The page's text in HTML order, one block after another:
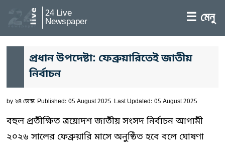
24 Live
Newspaper ☰ মেনু
প্রধান উপদেষ্টা: ফেব্রুয়ারিতেই জাতীয়
নির্বাচন
by২৪ ডেস্ক Published: 05 August 2025 Last Updated: 05 August 2025
বহুল প্রতীক্ষিত ত্রয়োদশ জাতীয় সংসদ নির্বাচন আগামী
২০২৬ সালের ফেব্রুয়ারি মাসে অনুষ্ঠিত হবে বলে ঘোষণা